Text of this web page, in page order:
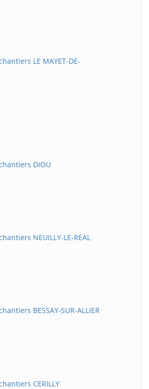
LE MAYET-DE-
DIOU
NEUILLY-LE-REAL
BESSAY-SUR-ALLIER
CERILLY